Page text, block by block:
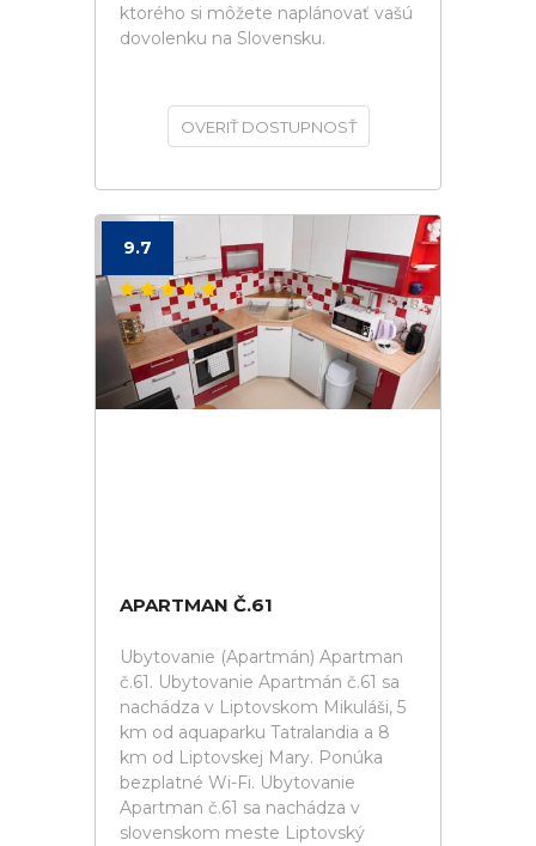
ktorého si môžete naplánovať vašú
dovolenku na Slovensku.
OVERIŤ DOSTUPNOSŤ
9.7
APARTMAN Č.61
Ubytovanie (Apartmán) Apartman
č.61. Ubytovanie Apartmán č.61 sa
nachádza v Liptovskom Mikuláši, 5
km od aquaparku Tatralandia a 8
km od Liptovskej Mary. Ponúka
bezplatné Wi-Fi. Ubytovanie
Apartman č.61 sa nachádza v
slovenskom meste Liptovský